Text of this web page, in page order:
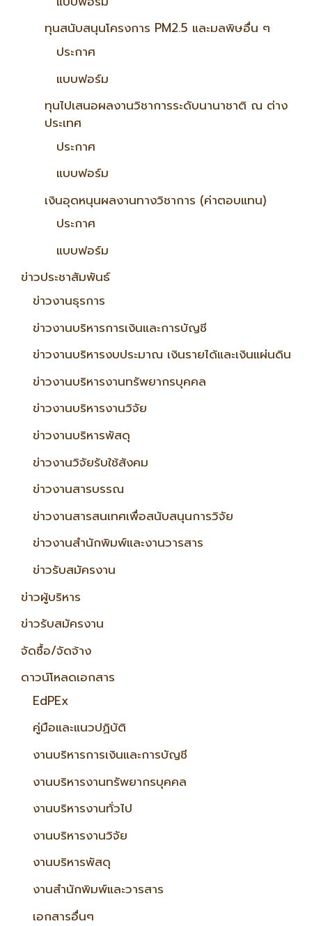
ทุนสนับสนุนโครงการ PM2.5 และมลพิษอื่น ๆ
ประกาศ
แบบฟอร์ม
ทุนไปเสนอผลงานวิชาการระดับนานาชาติ ณ ต่าง
ประเทศ
ประกาศ
แบบฟอร์ม
เงินอุดหนุนผลงานทางวิชาการ (ค่าตอบแทน)
ประกาศ
แบบฟอร์ม
ข่าวประชาสัมพันธ์
ข่าวงานธุรการ
ข่าวงานบริหารการเงินและการบัญชี
ข่าวงานบริหารงบประมาณ เงินรายได้และเงินแผ่นดิน
ข่าวงานบริหารงานทรัพยากรบุคคล
ข่าวงานบริหารงานวิจัย
ข่าวงานบริหารพัสดุ
ข่าวงานวิจัยรับใช้สังคม
ข่าวงานสารบรรณ
ข่าวงานสารสนเทศเพื่อสนับสนุนการวิจัย
ข่าวงานสำนักพิมพ์และงานวารสาร
ข่าวรับสมัครงาน
ข่าวผู้บริหาร
ข่าวรับสมัครงาน
จัดซื้อ/จัดจ้าง
ดาวน์โหลดเอกสาร
EdPEx
คู่มือและแนวปฏิบัติ
งานบริหารการเงินและการบัญชี
งานบริหารงานทรัพยากรบุคคล
งานบริหารงานทั่วไป
งานบริหารงานวิจัย
งานบริหารพัสดุ
งานสำนักพิมพ์และวารสาร
เอกสารอื่นๆ